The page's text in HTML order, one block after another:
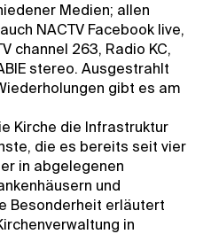
Medien; allen
NACTV Facebook live,
channel 263, Radio KC,
stereo. Ausgestrahlt
gibt es am
Kirche die Infrastruktur
die es bereits seit vier
in abgelegenen
und
Besonderheit erläutert
in